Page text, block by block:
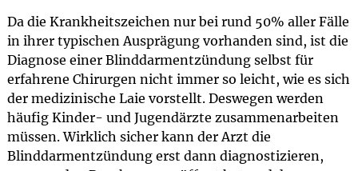
Da die Krankheitszeichen nur bei rund 50% aller Fälle
in ihrer typischen Ausprägung vorhanden sind, ist die
Diagnose einer Blinddarmentzündung selbst für
erfahrene Chirurgen nicht immer so leicht, wie es sich
der medizinische Laie vorstellt. Deswegen werden
häufig Kinder- und Jugendärzte zusammenarbeiten
müssen. Wirklich sicher kann der Arzt die
Blinddarmentzündung erst dann diagnostizieren,